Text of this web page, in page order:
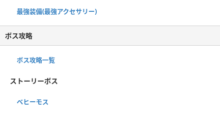
最強装備(最強アクセサリー)
ボス攻略
ボス攻略一覧
ストーリーボス
ベヒーモス